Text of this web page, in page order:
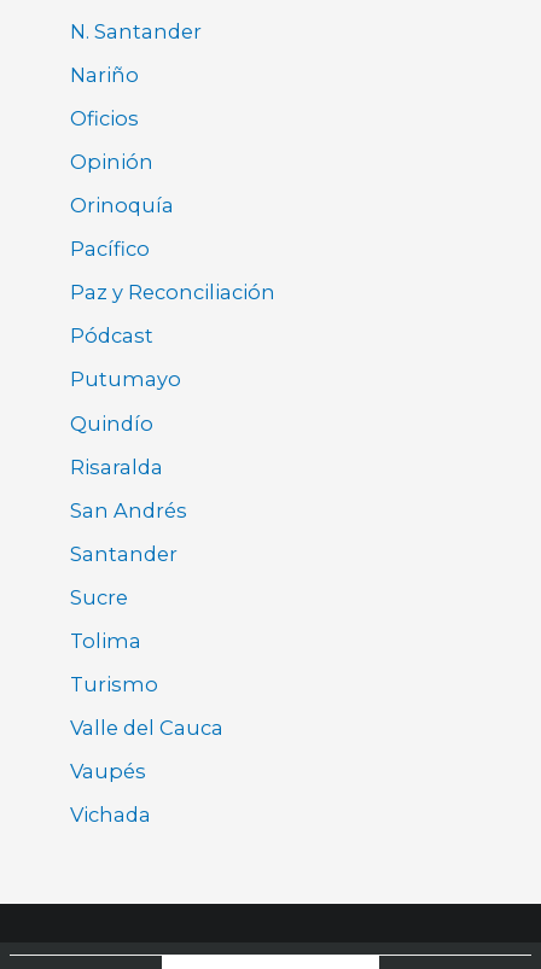
N. Santander
Nariño
Oficios
Opinión
Orinoquía
Pacífico
Paz y Reconciliación
Pódcast
Putumayo
Quindío
Risaralda
San Andrés
Santander
Sucre
Tolima
Turismo
Valle del Cauca
Vaupés
Vichada